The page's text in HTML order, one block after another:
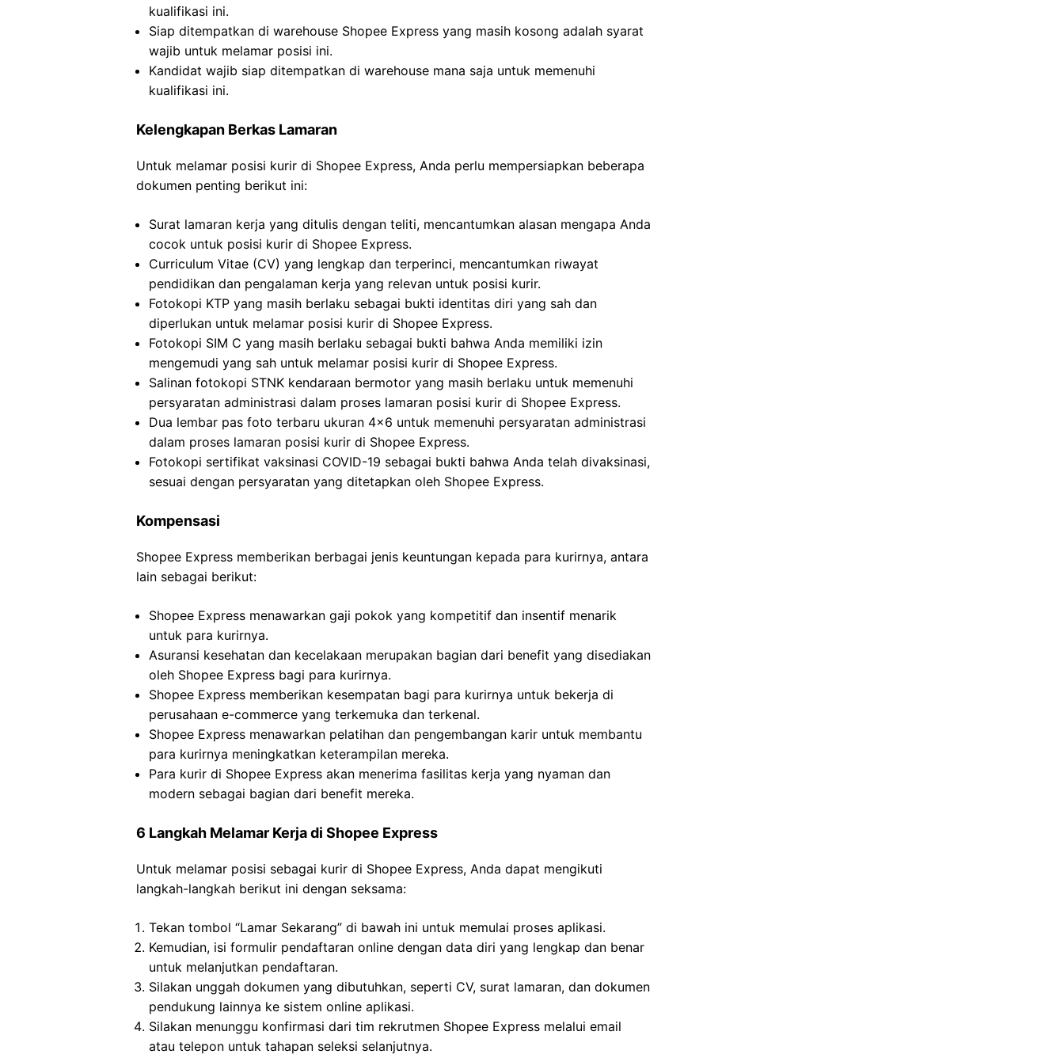
kualifikasi ini.
Siap ditempatkan di warehouse Shopee Express yang masih kosong adalah syarat
wajib untuk melamar posisi ini.
Kandidat wajib siap ditempatkan di warehouse mana saja untuk memenuhi
kualifikasi ini.
Kelengkapan Berkas Lamaran
Untuk melamar posisi kurir di Shopee Express, Anda perlu mempersiapkan beberapa
dokumen penting berikut ini:
Surat lamaran kerja yang ditulis dengan teliti, mencantumkan alasan mengapa Anda
cocok untuk posisi kurir di Shopee Express.
Curriculum Vitae (CV) yang lengkap dan terperinci, mencantumkan riwayat
pendidikan dan pengalaman kerja yang relevan untuk posisi kurir.
Fotokopi KTP yang masih berlaku sebagai bukti identitas diri yang sah dan
diperlukan untuk melamar posisi kurir di Shopee Express.
Fotokopi SIM C yang masih berlaku sebagai bukti bahwa Anda memiliki izin
mengemudi yang sah untuk melamar posisi kurir di Shopee Express.
Salinan fotokopi STNK kendaraan bermotor yang masih berlaku untuk memenuhi
persyaratan administrasi dalam proses lamaran posisi kurir di Shopee Express.
Dua lembar pas foto terbaru ukuran 4×6 untuk memenuhi persyaratan administrasi
dalam proses lamaran posisi kurir di Shopee Express.
Fotokopi sertifikat vaksinasi COVID-19 sebagai bukti bahwa Anda telah divaksinasi,
sesuai dengan persyaratan yang ditetapkan oleh Shopee Express.
Kompensasi
Shopee Express memberikan berbagai jenis keuntungan kepada para kurirnya, antara
lain sebagai berikut:
Shopee Express menawarkan gaji pokok yang kompetitif dan insentif menarik
untuk para kurirnya.
Asuransi kesehatan dan kecelakaan merupakan bagian dari benefit yang disediakan
oleh Shopee Express bagi para kurirnya.
Shopee Express memberikan kesempatan bagi para kurirnya untuk bekerja di
perusahaan e-commerce yang terkemuka dan terkenal.
Shopee Express menawarkan pelatihan dan pengembangan karir untuk membantu
para kurirnya meningkatkan keterampilan mereka.
Para kurir di Shopee Express akan menerima fasilitas kerja yang nyaman dan
modern sebagai bagian dari benefit mereka.
6 Langkah Melamar Kerja di Shopee Express
Untuk melamar posisi sebagai kurir di Shopee Express, Anda dapat mengikuti
langkah-langkah berikut ini dengan seksama:
Tekan tombol “Lamar Sekarang” di bawah ini untuk memulai proses aplikasi.
Kemudian, isi formulir pendaftaran online dengan data diri yang lengkap dan benar
untuk melanjutkan pendaftaran.
Silakan unggah dokumen yang dibutuhkan, seperti CV, surat lamaran, dan dokumen
pendukung lainnya ke sistem online aplikasi.
Silakan menunggu konfirmasi dari tim rekrutmen Shopee Express melalui email
atau telepon untuk tahapan seleksi selanjutnya.